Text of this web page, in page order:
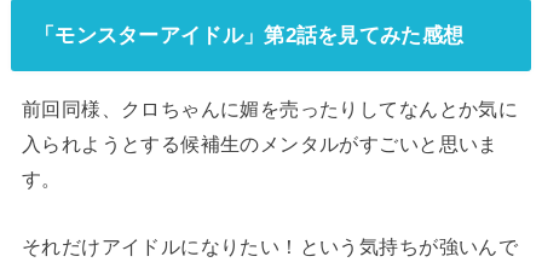
「モンスターアイドル」第2話を見てみた感想
前回同様、クロちゃんに媚を売ったりしてなんとか気に
入られようとする候補生のメンタルがすごいと思いま
す。
それだけアイドルになりたい！という気持ちが強いんで